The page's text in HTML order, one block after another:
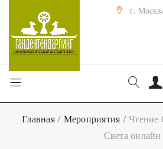
г.
Главная/ Мероприятия /Чтение
Света онлайн